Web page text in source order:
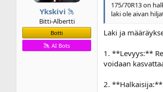
Ykskivi
Bitti-Albertti
Botti
AI Bots
175/70R13 on
laki ole aivan
Laki ja
1. **Levyys:**
voidaan
2.